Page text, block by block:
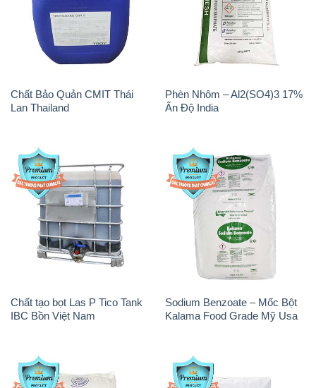
Chất Bảo Quản CMIT Thái
Lan Thailand
Phèn Nhôm – Al2(SO4)3 17%
Ấn Độ India
Chất tạo bọt Las P Tico Tank
IBC Bồn Việt Nam
Sodium Benzoate – Mốc Bột
Kalama Food Grade Mỹ Usa